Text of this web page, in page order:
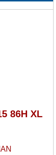
86H XL